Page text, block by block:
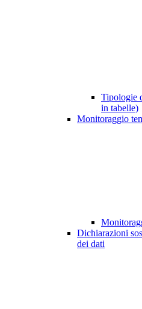
Tipologie
in tabelle)
Monitoraggio
Dichiarazioni
dei dati